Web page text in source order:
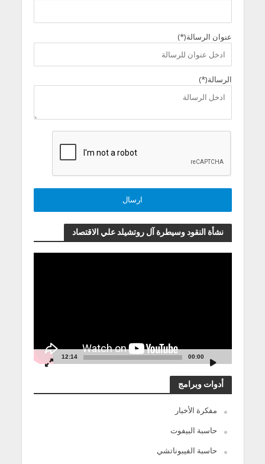
عنوان الرسالة(*)
الرسالة(*)
نشأة النقود وسيطرة آل روتشيلد علي الاقتصاد
00:00
12:14
أدوات وبرامج
مفكرة الأخبار
حاسبة البيفوت
حاسبة الفيبوناتشي